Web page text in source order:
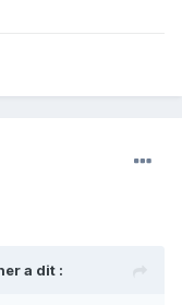
a dit :